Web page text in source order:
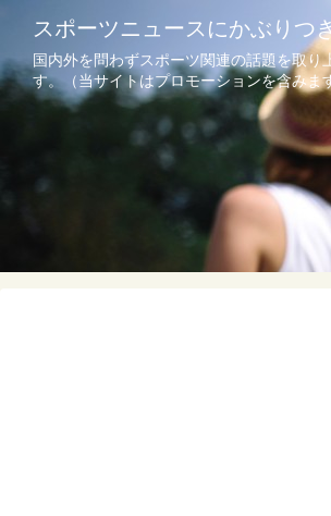
スポーツニュースにかぶりつ
国内外を問わずスポーツ関連の話題を取り
す。（当サイトはプロモーションを含みま